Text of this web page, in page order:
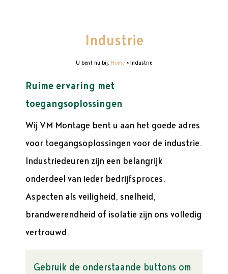
Industrie
U bent nu bij: Home > Industrie
Ruime ervaring met
toegangsoplossingen
Wij VM Montage bent u aan het goede adres
voor toegangsoplossingen voor de industrie.
Industriedeuren zijn een belangrijk
onderdeel van ieder bedrijfsproces.
Aspecten als veiligheid, snelheid,
brandwerendheid of isolatie zijn ons volledig
vertrouwd.
Gebruik de onderstaande buttons om